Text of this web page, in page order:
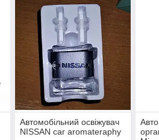
Автомобільний освіжувач
NISSAN car aromateraphy